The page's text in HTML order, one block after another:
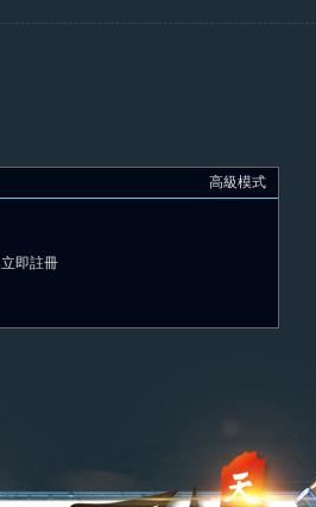
高級模式
立即註冊